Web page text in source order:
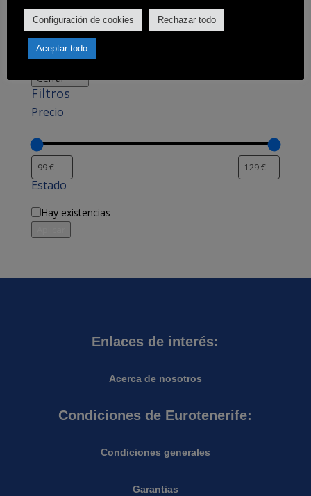
Filtrar productos
Cerrar
Filtros
Precio
Estado
Disponibilidad
Hay existencias
Enlaces de interés:
Acerca de nosotros
Condiciones de Eurotenerife:
Condiciones generales
Garantias
Configuración de cookies Rechazar todo
Aceptar todo